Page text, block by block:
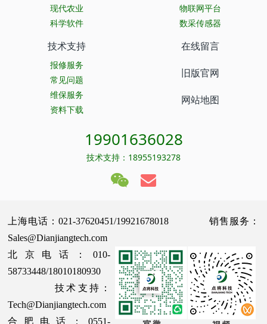
现代农业
科学软件
物联网平台
数采传感器
技术支持
报修服务
常见问题
维保服务
资料下载
在线留言
旧版官网
网站地图
19901636028
技术支持：18955193278
上海电话：021-37620451/19921678018 销售服务：
Sales@Dianjiangtech.com
北京电话：010-
58733448/18010180930
技术支持：
Tech@Dianjiangtech.com
合肥电话：0551-